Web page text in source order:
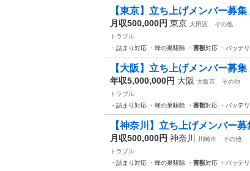
【東京】立ち上げメンバー募
月収500,000円 東京 大田区
その他
トラブル
・詰まり対応 ・蜂の巣駆除 ・ 害獣対応 ・バッテ
【大阪】立ち上げメンバー募
年収5,000,000円 大阪 大阪市
その他
トラブル
・詰まり対応 ・蜂の巣駆除 ・ 害獣対応 ・バッテ
【神奈川】立ち上げメンバー
月収500,000円 神奈川 川崎市
その他
トラブル
・詰まり対応 ・蜂の巣駆除 ・ 害獣対応 ・バッテ